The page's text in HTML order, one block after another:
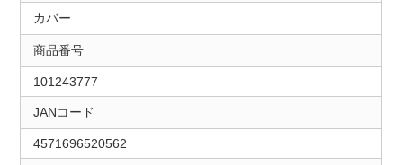
カバー
商品番号
101243777
JANコード
4571696520562